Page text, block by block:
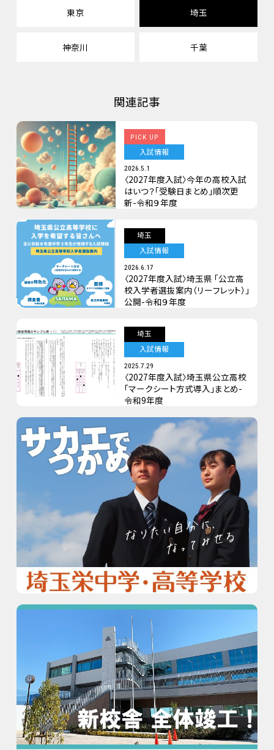
東京 埼玉
神奈川 千葉
関連記事
PICK UP
入試情報
2026.5.1
〈2027年度入試〉今年の高校入試
はいつ？「受験日まとめ」順次更
新-令和９年度
埼玉
入試情報
2026.6.17
〈2027年度入試〉埼玉県 「公立高
校入学者選抜案内（リーフレット）」
公開-令和９年度
埼玉
入試情報
2025.7.29
〈2027年度入試〉埼玉県公立高校
「マークシート方式導入」まとめ-
令和9年度